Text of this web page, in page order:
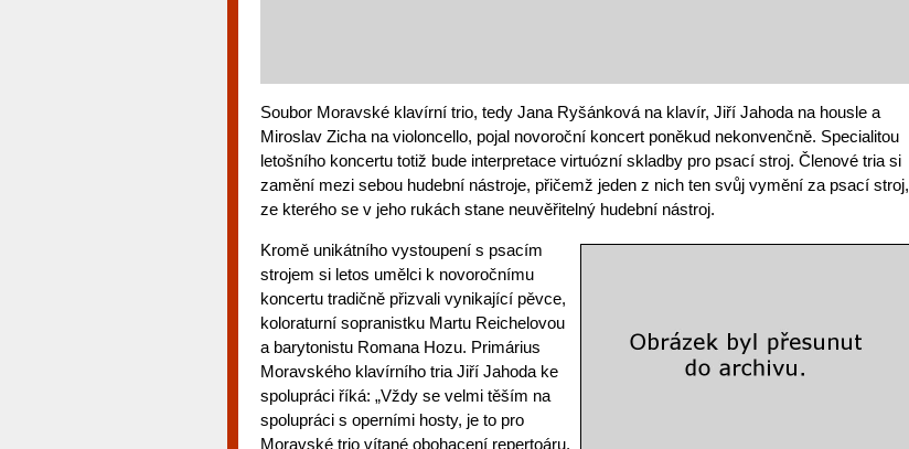
Soubor Moravské klavírní trio, tedy Jana Ryšánková na klavír, Jiří Jahoda na housle a
Miroslav Zicha na violoncello, pojal novoroční koncert poněkud nekonvenčně. Specialitou
letošního koncertu totiž bude interpretace virtuózní skladby pro psací stroj. Členové tria si
zamění mezi sebou hudební nástroje, přičemž jeden z nich ten svůj vymění za psací stroj,
ze kterého se v jeho rukách stane neuvěřitelný hudební nástroj.
Kromě unikátního vystoupení s psacím
strojem si letos umělci k novoročnímu
koncertu tradičně přizvali vynikající pěvce,
koloraturní sopranistku Martu Reichelovou
a barytonistu Romana Hozu. Primárius
Moravského klavírního tria Jiří Jahoda ke
spolupráci říká: „Vždy se velmi těším na
spolupráci s operními hosty, je to pro
Moravské trio vítané obohacení repertoáru.